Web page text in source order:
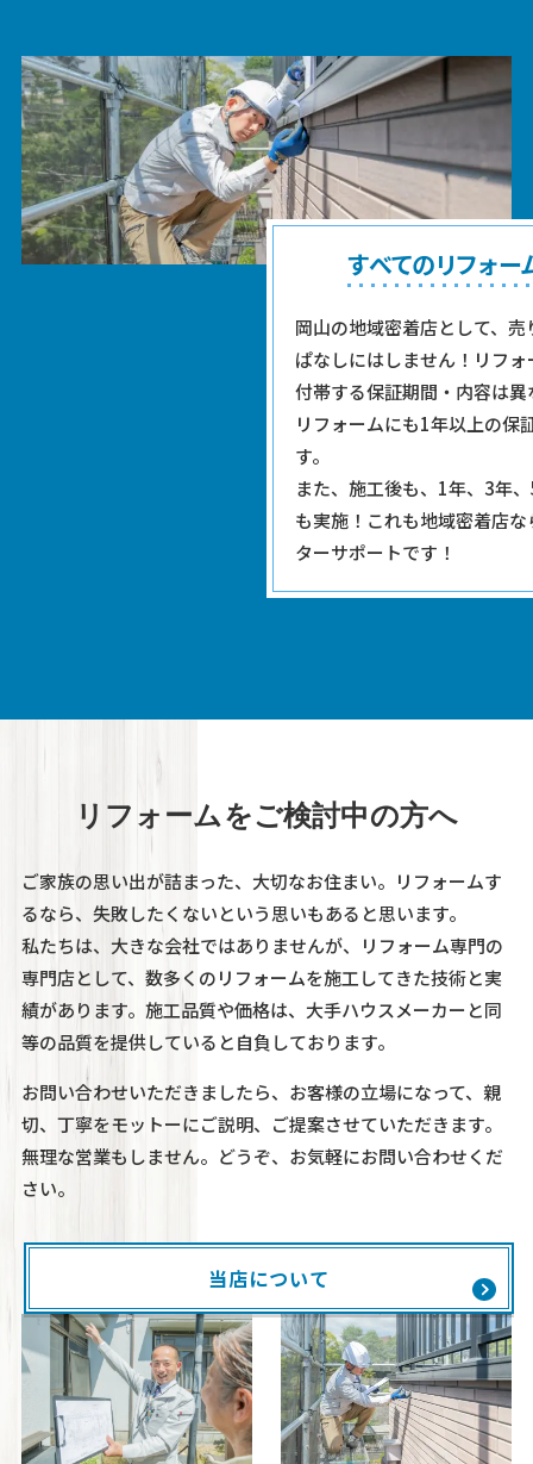
すべてのリフォー
岡山の地域密着店として、
ぱなしにはしません！リフ
付帯する保証期間・内容は
リフォームにも1年以上の保
す。
また、施工後も、1年、3年
も実施！これも地域密着店
ターサポートです！
リフォームをご検討中の方へ
ご家族の思い出が詰まった、大切なお住まい。リフォームす
るなら、失敗したくないという思いもあると思います。
私たちは、大きな会社ではありませんが、リフォーム専門の
専門店として、数多くのリフォームを施工してきた技術と実
績があります。施工品質や価格は、大手ハウスメーカーと同
等の品質を提供していると自負しております。
お問い合わせいただきましたら、お客様の立場になって、親
切、丁寧をモットーにご説明、ご提案させていただきます。
無理な営業もしません。どうぞ、お気軽にお問い合わせくだ
さい。
当店について